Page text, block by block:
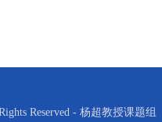
Reserved - 杨超教授课题组